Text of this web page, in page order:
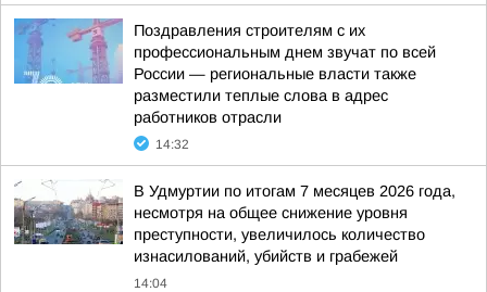
Поздравления строителям с их
профессиональным днем звучат по всей
России — региональные власти также
разместили теплые слова в адрес
работников отрасли
14:32
В Удмуртии по итогам 7 месяцев 2026 года,
несмотря на общее снижение уровня
преступности, увеличилось количество
изнасилований, убийств и грабежей
14:04